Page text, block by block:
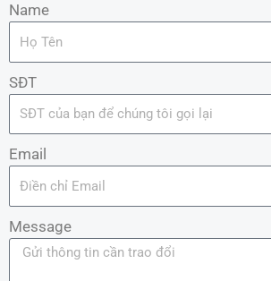
Name
SĐT
Email
Message